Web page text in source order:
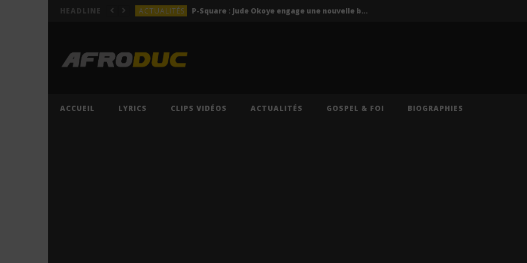
HEADLINE ACTUALITÉS P-Square : Jude Okoye engage une nouvelle bataille judiciaire contre Peter Okoye
LYRICS Lil Jay Bingerack ft. Gims – Caméra (Lyrics)
ACTUALITÉS P-Square : Jude Okoye engage une nouvelle bataille judiciaire contre Peter Okoye
ACCUEIL LYRICS CLIPS VIDÉOS ACTUALITÉS GOSPEL & FOI BIOGRAPHIES